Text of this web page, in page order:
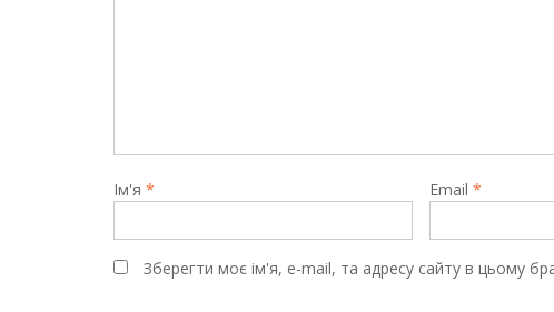
Ім'я * Email *
Зберегти моє ім'я, e-mail, та адресу сайту в цьому